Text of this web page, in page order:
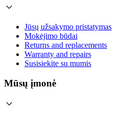
Jūsų užsakymo pristatymas
Mokėjimo būdai
Returns and replacements
Warranty and repairs
Susisiekite su mumis
Mūsų įmonė